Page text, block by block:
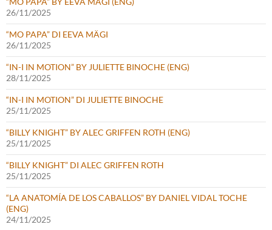
26/11/2025
“MO PAPA” DI EEVA MÄGI
26/11/2025
“IN-I IN MOTION” BY JULIETTE BINOCHE (ENG)
28/11/2025
“IN-I IN MOTION” DI JULIETTE BINOCHE
25/11/2025
“BILLY KNIGHT” BY ALEC GRIFFEN ROTH (ENG)
25/11/2025
“BILLY KNIGHT” DI ALEC GRIFFEN ROTH
25/11/2025
“LA ANATOMÍA DE LOS CABALLOS” BY DANIEL VIDAL TOCHE
(ENG)
24/11/2025